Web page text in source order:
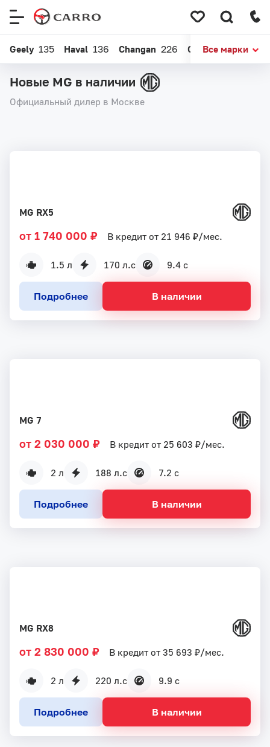
Geely 135 Haval 136 Changan 226 Chery 164
Все марки
Новые MG в наличии
Официальный дилер в Москве
MG RX5
1.5 л 170 л.с 9.4 с
от 1 740 000 ₽ В кредит от 21 946 ₽/мес.
Подробнее В наличии
MG 7
2 л 188 л.с 7.2 с
от 2 030 000 ₽ В кредит от 25 603 ₽/мес.
Подробнее В наличии
MG RX8
2 л 220 л.с 9.9 с
от 2 830 000 ₽ В кредит от 35 693 ₽/мес.
Подробнее В наличии